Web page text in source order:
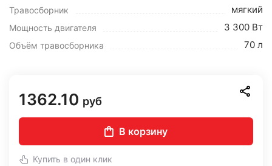
Травосборник мягкий
Мощность двигателя 3 300 Вт
Объём травосборника 70 л
1362.10 руб
В корзину
Купить в один клик